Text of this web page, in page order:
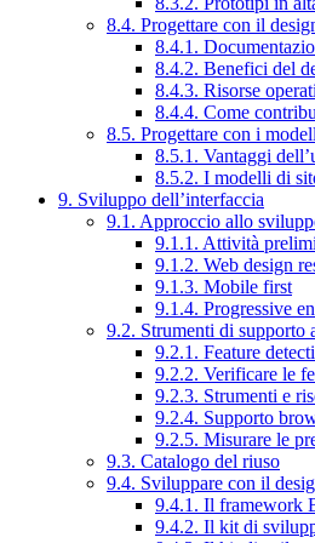
8.4. Progettare con il
8.4.1.
8.4.2. Benefici del
8.4.3. Risorse
8.4.4. Come
8.5. Progettare con i
8.5.1. Vantaggi
8.5.2. I modelli di
9. Sviluppo dell’interfaccia
9.1. Approccio allo
9.1.1. Attività
9.1.2. Web design
9.1.3. Mobile first
9.1.4. Progressive
9.2. Strumenti di supporto
9.2.1. Feature
9.2.2. Verificare le
9.2.3. Strumenti e
9.2.4. Supporto
9.2.5. Misurare le
9.3. Catalogo del riuso
9.4. Sviluppare con il
9.4.1. Il framework
9.4.2. Il kit di